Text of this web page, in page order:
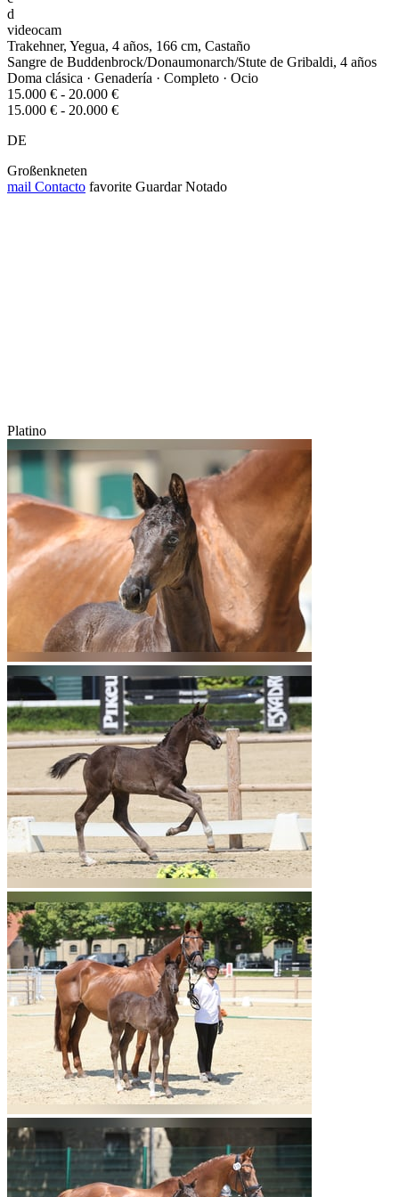
d
videocam
Trakehner, Yegua, 4 años, 166 cm, Castaño
Sangre de Buddenbrock/Donaumonarch/Stute de Gribaldi, 4 años
Doma clásica · Genadería · Completo · Ocio
15.000 € - 20.000 €
15.000 € - 20.000 €
DE
Großenkneten
mail Contacto favorite Guardar Notado
Platino